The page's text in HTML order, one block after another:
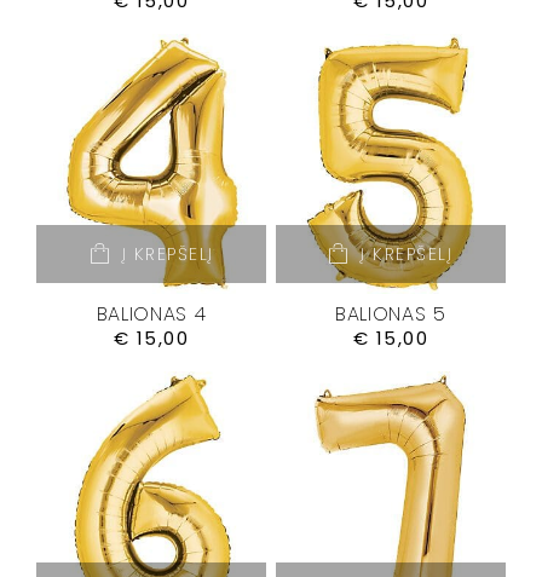
Į KREPŠELĮ
BALIONAS 4
€ 15,00
Į KREPŠELĮ
BALIONAS 5
€ 15,00